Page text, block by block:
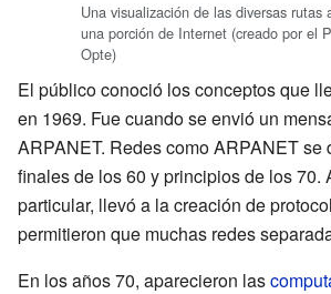
Una visualización de las diversas rutas
una porción de Internet (creado por el
Opte)
El público conoció los conceptos que
en 1969. Fue cuando se envió un
ARPANET. Redes como ARPANET se
finales de los 60 y principios de los 70.
particular, llevó a la creación de
permitieron que muchas redes
En los años 70, aparecieron las